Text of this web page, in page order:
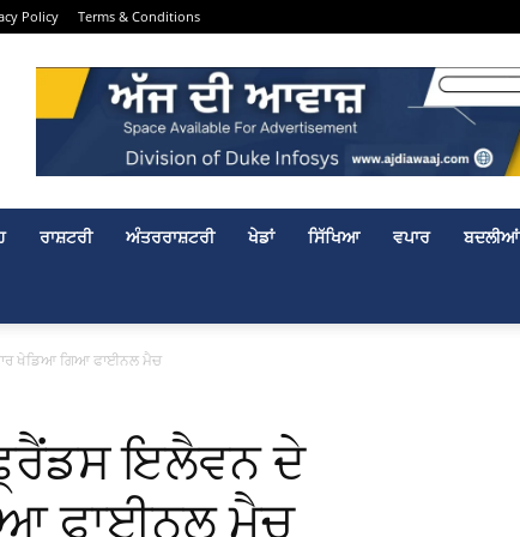
Policy Terms & Conditions
ਰਾਸ਼ਟਰੀ ਅੰਤਰਰਾਸ਼ਟਰੀ ਖੇਡਾਂ ਸਿੱਖਿਆ ਵਪਾਰ ਬਦਲੀਆਂ
ਖੇਡਿਆ ਗਿਆ ਫਾਈਨਲ ਮੈਚ
ਇਲੈਵਨ ਦੇ
ਫਾਈਨਲ ਮੈਚ